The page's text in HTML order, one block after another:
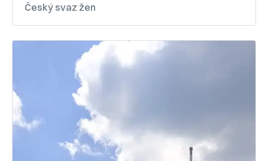
Český svaz žen